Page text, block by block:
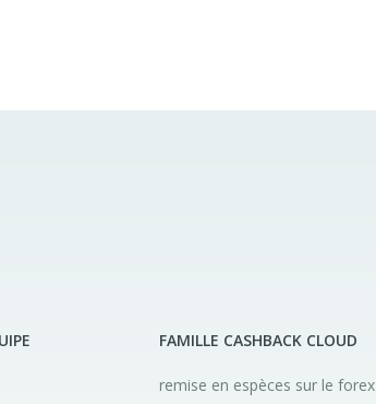
FAMILLE CASHBACK CLOUD
remise en espèces sur le forex